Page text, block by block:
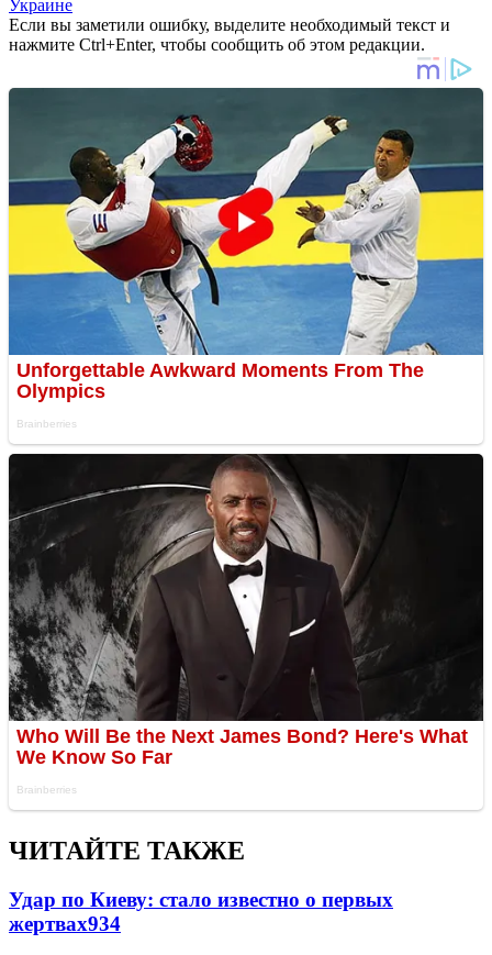
Украине
Если вы заметили ошибку, выделите необходимый текст и
нажмите Ctrl+Enter, чтобы сообщить об этом редакции.
ЧИТАЙТЕ ТАКЖЕ
Удар по Киеву: стало известно о первых
жертвах934